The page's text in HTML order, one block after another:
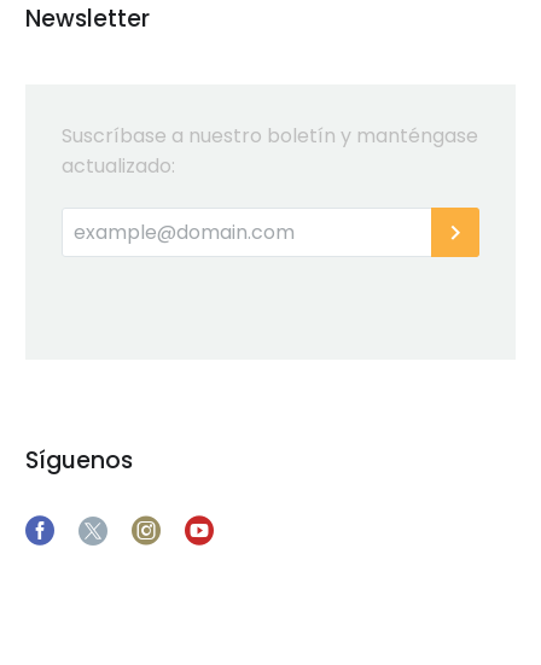
Newsletter
Suscríbase a nuestro boletín y manténgase
actualizado:
Síguenos